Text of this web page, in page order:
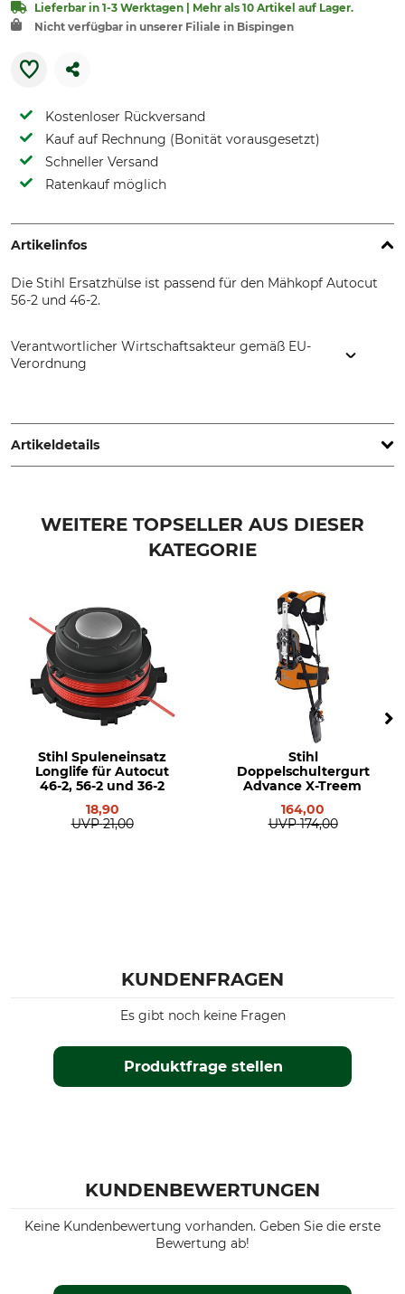
Lieferbar in 1-3 Werktagen | Mehr als 10 Artikel auf Lager.
Nicht verfügbar in unserer Filiale in Bispingen
Kostenloser Rückversand
Kauf auf Rechnung (Bonität vorausgesetzt)
Schneller Versand
Ratenkauf möglich
Artikelinfos
Die Stihl Ersatzhülse ist passend für den Mähkopf Autocut
56-2 und 46-2.
Verantwortlicher Wirtschaftsakteur gemäß EU-
Verordnung
64807 Dieburg, Germany, www.stihl.de
Artikeldetails
Hersteller-Artikel-Nr.
WEITERE TOPSELLER AUS DIESER
KATEGORIE
Stihl Spuleneinsatz
Longlife für Autocut
46-2, 56-2 und 36-2
18,90
UVP 21,00
Stihl
Doppelschultergurt
Advance X-Treem
164,00
UVP 174,00
KUNDENFRAGEN
Produktfrage stellen
Es gibt noch keine Fragen
KUNDENBEWERTUNGEN
Keine Kundenbewertung vorhanden. Geben Sie die erste
Bewertung ab!